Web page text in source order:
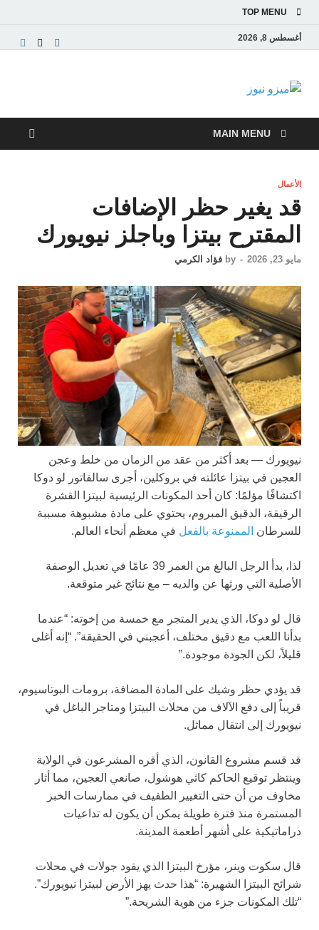
TOP MENU
أغسطس 8, 2026
ميزو نيوز
والاقتصادية
MAIN MENU
الأعمال
قد يغير حظر الإضافات
المقترح بيتزا وباجلز نيويورك
مايو 23, 2026 -
by فؤاد الكرمي
نيويورك — بعد أكثر من عقد من الزمان من خلط وعجن
العجين في بيتزا عائلته في بروكلين، أجرى سالفاتور لو دوكا
اكتشافًا مؤلمًا: كان أحد المكونات الرئيسية لبيتزا القشرة
الرقيقة، الدقيق المبروم، يحتوي على مادة مشبوهة مسببة
للسرطان الممنوعة بالفعل في معظم أنحاء العالم.
لذا، بدأ الرجل البالغ من العمر 39 عامًا في تعديل الوصفة
الأصلية التي ورثها عن والديه – مع نتائج غير متوقعة.
قال لو دوكا، الذي يدير المتجر مع خمسة من إخوته: “عندما
بدأنا اللعب مع دقيق مختلف، أعجبني في الحقيقة”. “إنه أغلى
قليلاً، لكن الجودة موجودة.”
قد يؤدي حظر وشيك على المادة المضافة، برومات البوتاسيوم،
قريباً إلى دفع الآلاف من محلات البيتزا ومتاجر الباغل في
نيويورك إلى انتقال مماثل.
قد قسم مشروع القانون، الذي أقره المشرعون في الولاية
وينتظر توقيع الحاكم كاثي هوشول، صانعي العجين، مما أثار
مخاوف من أن حتى التغيير الطفيف في ممارسات الخبز
المستمرة منذ فترة طويلة يمكن أن يكون له تداعيات
دراماتيكية على أشهر أطعمة المدينة.
قال سكوت وينر، مؤرخ البيتزا الذي يقود جولات في محلات
شرائح البيتزا الشهيرة: “هذا حدث يهز الأرض لبيتزا نيويورك”.
“تلك المكونات جزء من هوية الشريحة.”